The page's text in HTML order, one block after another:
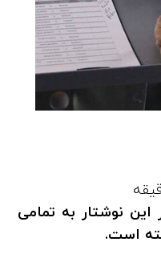
این نوشتار به تمامی
است.